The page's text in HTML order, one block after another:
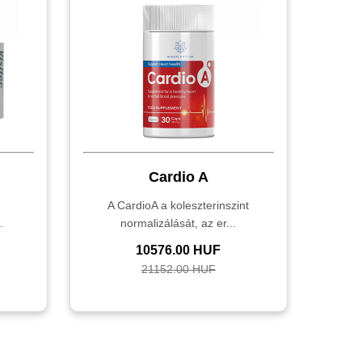
Cardio A
A CardioA a koleszterinszint
normalizálását, az er...
10576.00 HUF
21152.00 HUF